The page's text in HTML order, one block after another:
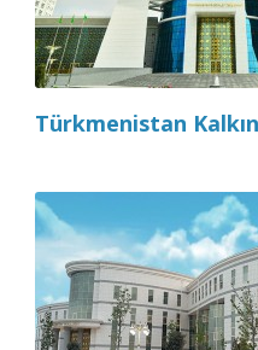
Türkmenistan